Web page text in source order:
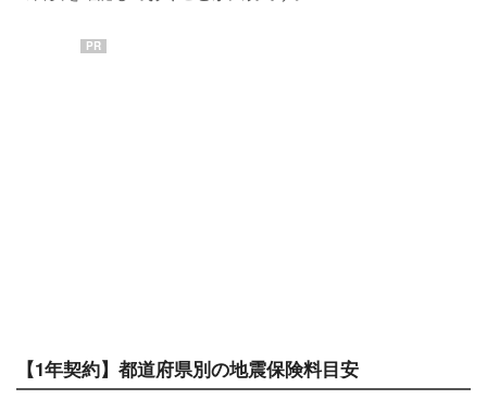
PR
【1年契約】都道府県別の地震保険料目安